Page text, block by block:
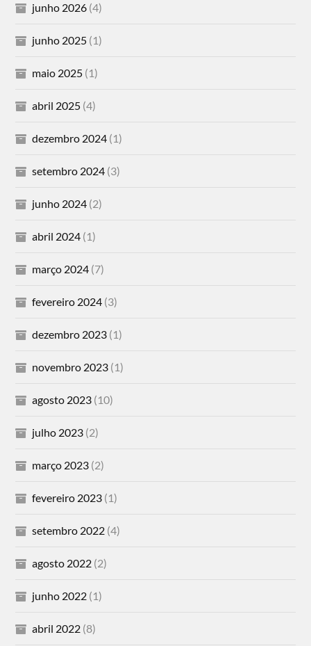
junho 2026 (4)
junho 2025 (1)
maio 2025 (1)
abril 2025 (4)
dezembro 2024 (1)
setembro 2024 (3)
junho 2024 (2)
abril 2024 (1)
março 2024 (7)
fevereiro 2024 (3)
dezembro 2023 (1)
novembro 2023 (1)
agosto 2023 (10)
julho 2023 (2)
março 2023 (2)
fevereiro 2023 (1)
setembro 2022 (4)
agosto 2022 (2)
junho 2022 (1)
abril 2022 (8)